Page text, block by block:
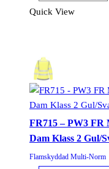
Hi-
Dam
Klass
Gul/Svart
mängd
Quick View
FR715 – PW3 FR
Dam Klass 2 Gul/
Flamskyddad Multi-Norm